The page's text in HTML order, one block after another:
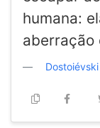
humana:
aberração
Dostoiévski